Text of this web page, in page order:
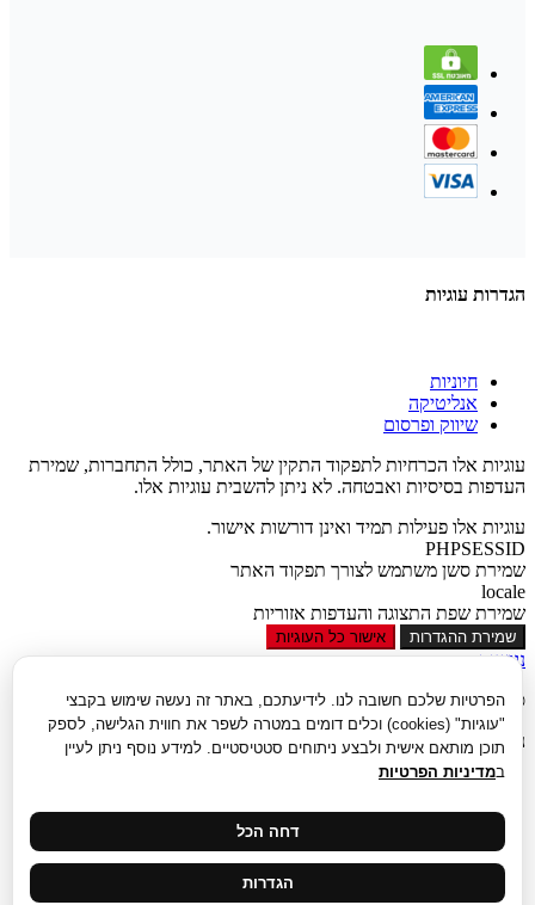
הפרטיות שלכם חשובה לנו. לידיעתכם, באתר זה נעשה שימוש בקבצי
"עוגיות" (cookies) וכלים דומים במטרה לשפר את חווית הגלישה, לספק
תוכן מותאם אישית ולבצע ניתוחים סטטיסטיים. למידע נוסף ניתן לעיין
במדיניות הפרטיות
דחה הכל
הגדרות
הגדרות עוגיות
חיוניות
אנליטיקה
שיווק ופרסום
עוגיות אלו הכרחיות לתפקוד התקין של האתר, כולל התחברות, שמירת
העדפות בסיסיות ואבטחה. לא ניתן להשבית עוגיות אלו.
עוגיות אלו פעילות תמיד ואינן דורשות אישור.
PHPSESSID
שמירת סשן משתמש לצורך תפקוד האתר
locale
שמירת שפת התצוגה והעדפות אזוריות
שמירת ההגדרות אישור כל העוגיות
נגישות
סגור
נגישות
הגדל טקסט
ניגודיות הפוכה